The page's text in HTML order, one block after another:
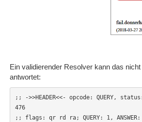
Ein validierender Resolver kann das nicht
antwortet:
;; ->>HEADER<<- opcode: QUERY,
476
;; flags: qr rd ra; QUERY: 1, ANSWER: